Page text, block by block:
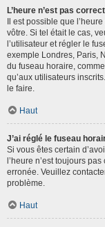
L’heure n’est pas
Il est possible que
vôtre. Si tel était le cas,
l’utilisateur et régler le
exemple Londres, Paris,
du fuseau horaire,
qu’aux utilisateurs
le faire.
Haut
J’ai réglé le fuseau
Si vous êtes certain
l’heure n’est toujours
erronée. Veuillez
problème.
Haut